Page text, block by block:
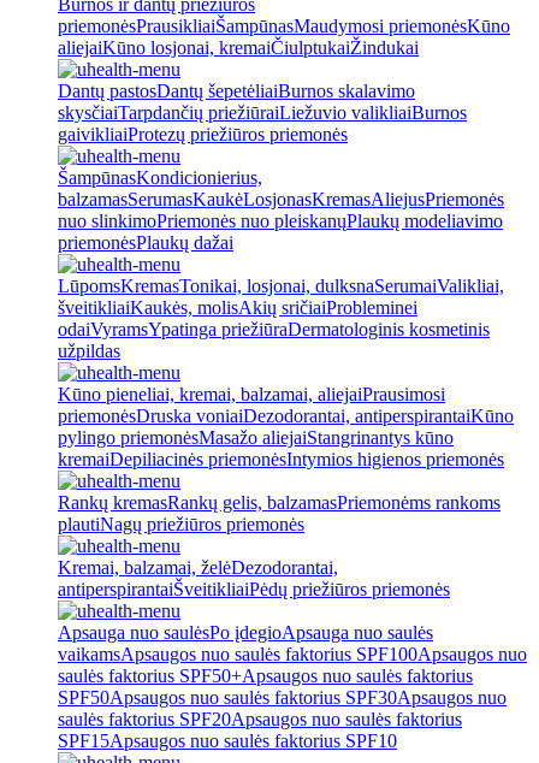
Burnos ir dantų priežiūros
priemonėsPrausikliaiŠampūnasMaudymosi priemonėsKūno
aliejaiKūno losjonai, kremaiČiulptukaiŽindukai
Dantų pastosDantų šepetėliaiBurnos skalavimo
skysčiaiTarpdančių priežiūraiLiežuvio valikliaiBurnos
gaivikliaiProtezų priežiūros priemonės
ŠampūnasKondicionierius,
balzamasSerumasKaukėLosjonasKremasAliejusPriemonės
nuo slinkimoPriemonės nuo pleiskanųPlaukų modeliavimo
priemonėsPlaukų dažai
LūpomsKremasTonikai, losjonai, dulksnaSerumaiValikliai,
šveitikliaiKaukės, molisAkių sričiaiProbleminei
odaiVyramsYpatinga priežiūraDermatologinis kosmetinis
užpildas
Kūno pieneliai, kremai, balzamai, aliejaiPrausimosi
priemonėsDruska voniaiDezodorantai, antiperspirantaiKūno
pylingo priemonėsMasažo aliejaiStangrinantys kūno
kremaiDepiliacinės priemonėsIntymios higienos priemonės
Rankų kremasRankų gelis, balzamasPriemonėms rankoms
plautiNagų priežiūros priemonės
Kremai, balzamai, želėDezodorantai,
antiperspirantaiŠveitikliaiPėdų priežiūros priemonės
Apsauga nuo saulėsPo įdegioApsauga nuo saulės
vaikamsApsaugos nuo saulės faktorius SPF100Apsaugos nuo
saulės faktorius SPF50+Apsaugos nuo saulės faktorius
SPF50Apsaugos nuo saulės faktorius SPF30Apsaugos nuo
saulės faktorius SPF20Apsaugos nuo saulės faktorius
SPF15Apsaugos nuo saulės faktorius SPF10